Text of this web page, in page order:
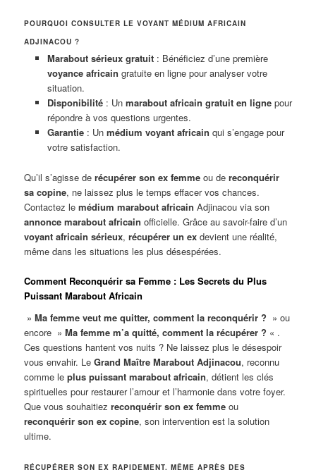
POURQUOI CONSULTER LE VOYANT MÉDIUM AFRICAIN
ADJINACOU ?
Marabout sérieux gratuit: Bénéficiez d’une première
voyance africain gratuite en ligne pour analyser votre
situation.
Disponibilité: Un marabout africain gratuit en lignepour
répondre à vos questions urgentes.
Garantie: Un médium voyant africain qui s’engage pour
votre satisfaction.
Qu’il s’agisse derécupérer son ex femme ou dereconquérir
sa copine, ne laissez plus le temps effacer vos chances.
Contactez lemédium marabout africain Adjinacou via son
annonce marabout africain officielle. Grâce au savoir-faire d’un
voyant africain sérieux,récupérer un ex devient une réalité,
même dans les situations les plus désespérées.
Comment Reconquérir sa Femme : Les Secrets du Plus
Puissant Marabout Africain
»Ma femme veut me quitter, comment la reconquérir ? » ou
encore »Ma femme m’a quitté, comment la récupérer ? « .
Ces questions hantent vos nuits ? Ne laissez plus le désespoir
vous envahir. LeGrand Maître Marabout Adjinacou, reconnu
comme leplus puissant marabout africain, détient les clés
spirituelles pour restaurer l’amour et l’harmonie dans votre foyer.
Que vous souhaitiezreconquérir son ex femme ou
reconquérir son ex copine, son intervention est la solution
ultime.
RÉCUPÉRER SON EX RAPIDEMENT, MÊME APRÈS DES